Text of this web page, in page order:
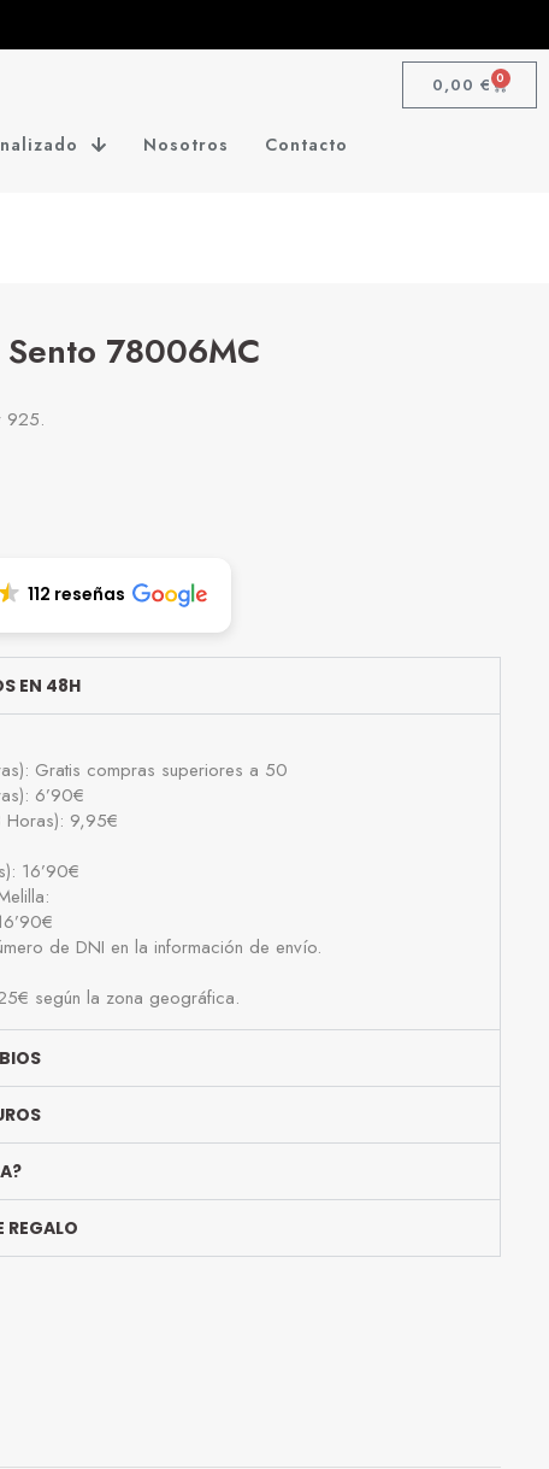
0,00 € 0
Nosotros Contacto
78006MC
925.
112 reseñas
EN 48H
Gratis compras superiores a 50
6’90€
Horas): 9,95€
16’90€
de DNI en la información de envío.
según la zona geográfica.
REGALO